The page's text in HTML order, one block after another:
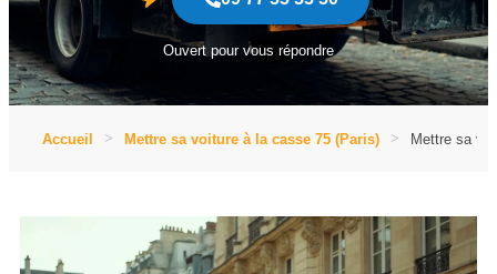
Ouvert pour vous répondre
Accueil Mettre sa voiture à la casse 75 (Paris) Mettre sa